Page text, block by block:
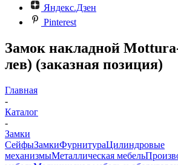
Яндекс.Дзен
Pinterest
Замок накладной
лев) (заказная позиция)
Главная
-
Каталог
-
Замки
СейфыЗамкиФурнитураЦилиндровые
механизмыМеталлическая мебель